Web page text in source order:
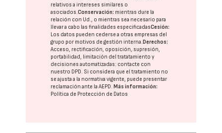
relativos a intereses similares o
asociados.Conservación: mientras dure la
relación con Ud., o mientras sea necesario para
llevar a cabo las finalidades especificadasCesión:
Los datos pueden cederse a otras empresas del
grupo por motivos de gestión interna.Derechos:
Acceso, rectificación, oposición, supresión,
portabilidad, limitación del tratatamiento y
decisiones automatizadas: contacte con
nuestro DPD. Si considera que el tratamiento no
se ajusta a la normativa vigente, puede presentar
reclamación ante laAEPD.Más información:
Política de Protección de Datos